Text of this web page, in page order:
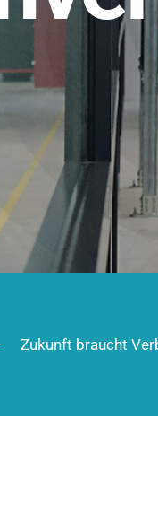
System. Robust im
im Ausbau.
Zukunft braucht